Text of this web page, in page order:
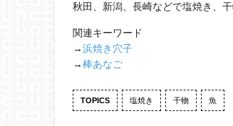
秋田、新潟、長崎などで塩焼き、
関連キーワード
→浜焼き穴子
→棒あなご
TOPICS 塩焼き 干物 魚